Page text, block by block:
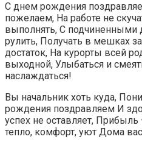
С днем рождения
пожелаем, На работе не
выполнять, С подчиненными
рулить, Получать в мешках
достаток, На курорты всей
выходной, Улыбаться и
наслаждаться!
Вы начальник хоть куда,
рождения поздравляем И
успех не оставляет, Прибыль
тепло, комфорт, уют Дома